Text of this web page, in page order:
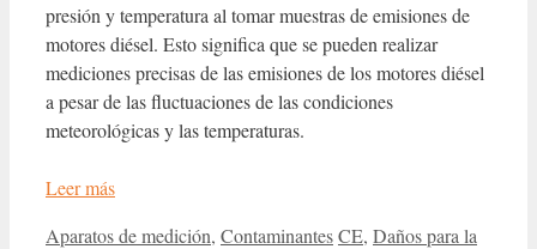
presión y temperatura al tomar muestras de emisiones de
motores diésel. Esto significa que se pueden realizar
mediciones precisas de las emisiones de los motores diésel
a pesar de las fluctuaciones de las condiciones
meteorológicas y las temperaturas.
Leer más
Categorías
Aparatos de medición, ContaminantesEtiquetas
CE, Daños para la